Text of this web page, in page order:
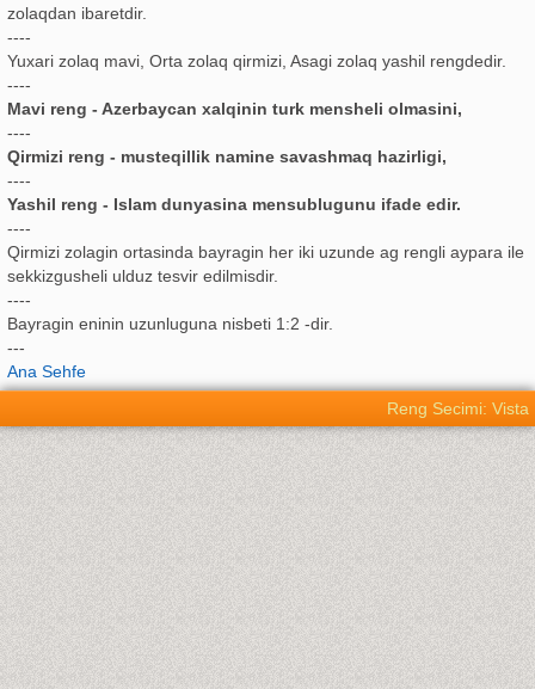
zolaqdan ibaretdir.
----
Yuxari zolaq mavi, Orta zolaq qirmizi, Asagi zolaq yashil rengdedir.
----
Mavi reng - Azerbaycan xalqinin turk mensheli olmasini,
----
Qirmizi reng - musteqillik namine savashmaq hazirligi,
----
Yashil reng - Islam dunyasina mensublugunu ifade edir.
----
Qirmizi zolagin ortasinda bayragin her iki uzunde ag rengli aypara ile
sekkizgusheli ulduz tesvir edilmisdir.
----
Bayragin eninin uzunluguna nisbeti 1:2 -dir.
---
Ana Sehfe
Reng Secimi: Vista